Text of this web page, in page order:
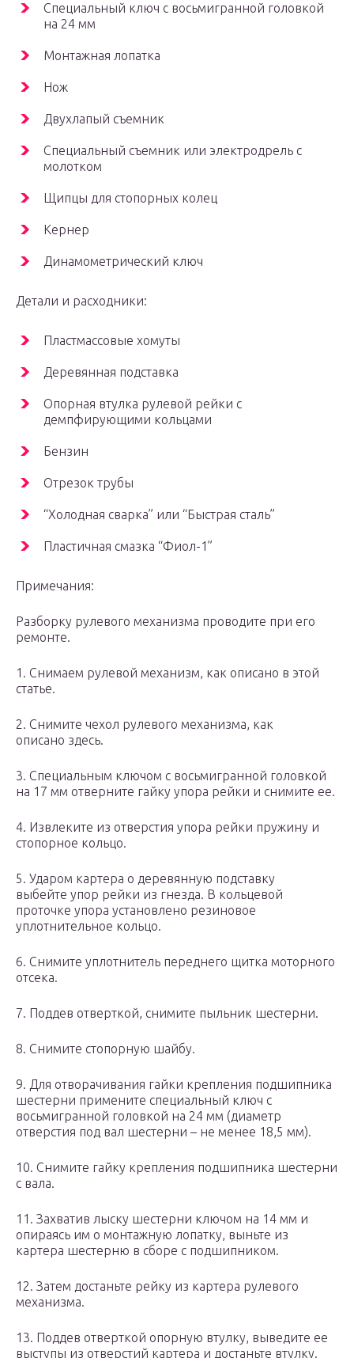
Специальный ключ с восьмигранной головкой
на 24 мм
Монтажная лопатка
Нож
Двухлапый съемник
Специальный съемник или электродрель с
молотком
Щипцы для стопорных колец
Кернер
Динамометрический ключ
Детали и расходники:
Пластмассовые хомуты
Деревянная подставка
Опорная втулка рулевой рейки с
демпфирующими кольцами
Бензин
Отрезок трубы
“Холодная сварка” или “Быстрая сталь”
Пластичная смазка “Фиол-1”
Примечания:
Разборку рулевого механизма проводите при его
ремонте.
1. Снимаем рулевой механизм, как описано в этой
статье.
2. Снимите чехол рулевого механизма, как
описано здесь.
3. Специальным ключом с восьмигранной головкой
на 17 мм отверните гайку упора рейки и снимите ее.
4. Извлеките из отверстия упора рейки пружину и
стопорное кольцо.
5. Ударом картера о деревянную подставку
выбейте упор рейки из гнезда. В кольцевой
проточке упора установлено резиновое
уплотнительное кольцо.
6. Снимите уплотнитель переднего щитка моторного
отсека.
7. Поддев отверткой, снимите пыльник шестерни.
8. Снимите стопорную шайбу.
9. Для отворачивания гайки крепления подшипника
шестерни примените специальный ключ с
восьмигранной головкой на 24 мм (диаметр
отверстия под вал шестерни – не менее 18,5 мм).
10. Снимите гайку крепления подшипника шестерни
с вала.
11. Захватив лыску шестерни ключом на 14 мм и
опираясь им о монтажную лопатку, выньте из
картера шестерню в сборе с подшипником.
12. Затем достаньте рейку из картера рулевого
механизма.
13. Поддев отверткой опорную втулку, выведите ее
выступы из отверстий картера и достаньте втулку.